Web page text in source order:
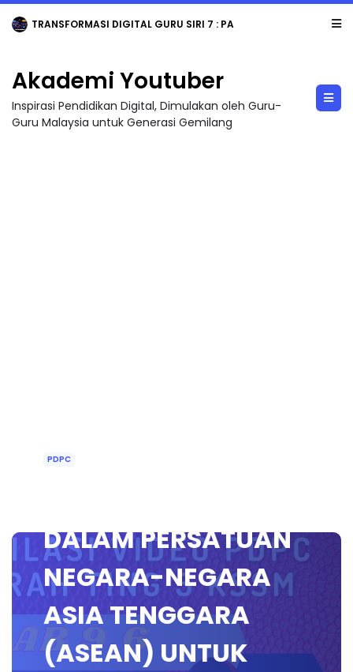
TRANSFORMASI DIGITAL GURU SIRI 7 : PAHLAWAN DIGITAL PENYELAMAT DUNIA
Akademi Youtuber
Inspirasi Pendidikan Digital, Dimulakan oleh Guru-
Guru Malaysia untuk Generasi Gemilang
PDPC
DALAM PERSATUAN
NEGARA-NEGARA
ASIA TENGGARA
(ASEAN) UNTUK